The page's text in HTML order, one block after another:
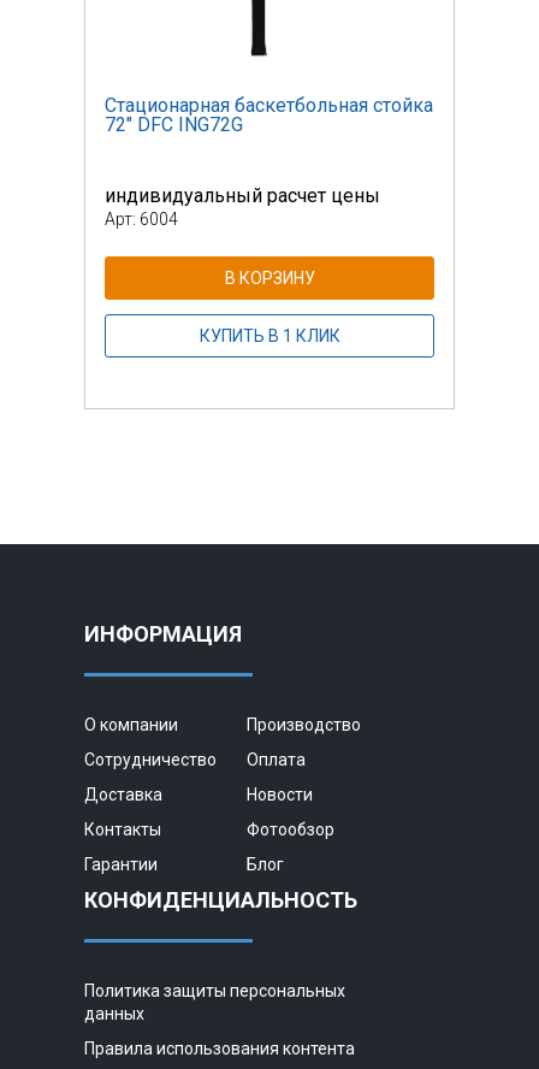
Стационарная баскетбольная стойка
72" DFC ING72G
индивидуальный расчет цены
Арт: 6004
В КОРЗИНУ
КУПИТЬ В 1 КЛИК
ИНФОРМАЦИЯ
О компании
Производство
Сотрудничество
Оплата
Доставка
Новости
Контакты
Фотообзор
Гарантии
Блог
КОНФИДЕНЦИАЛЬНОСТЬ
Политика защиты персональных
данных
Правила использования контента